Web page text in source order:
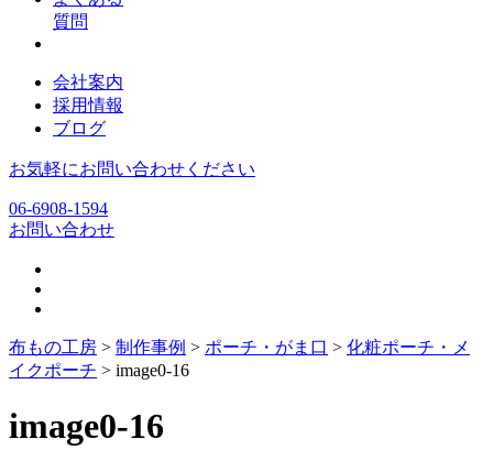
質問
会社案内
採用情報
ブログ
お気軽にお問い合わせください
06-6908-1594
お問い合わせ
布もの工房 > 制作事例 > ポーチ・がま口 > 化粧ポーチ・メ
イクポーチ > image0-16
image0-16